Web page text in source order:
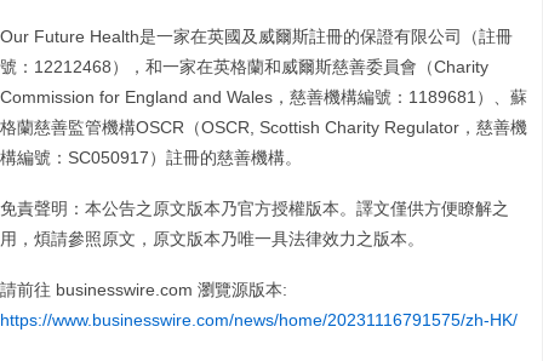
Our Future Health是一家在英國及威爾斯註冊的保證有限公司（註冊
號：12212468），和一家在英格蘭和威爾斯慈善委員會（Charity
Commission for England and Wales，慈善機構編號：1189681）、蘇
格蘭慈善監管機構OSCR（OSCR, Scottish Charity Regulator，慈善機
構編號：SC050917）註冊的慈善機構。
免責聲明：本公告之原文版本乃官方授權版本。譯文僅供方便瞭解之
用，煩請參照原文，原文版本乃唯一具法律效力之版本。
請前往 businesswire.com 瀏覽源版本:
https://www.businesswire.com/news/home/20231116791575/zh-HK/